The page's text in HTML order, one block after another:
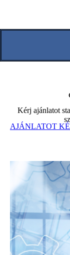
Kérj ajánlatot
AJÁNLATOT